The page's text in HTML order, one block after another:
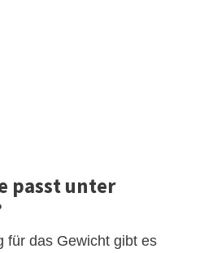
passt unter
für das Gewicht gibt es